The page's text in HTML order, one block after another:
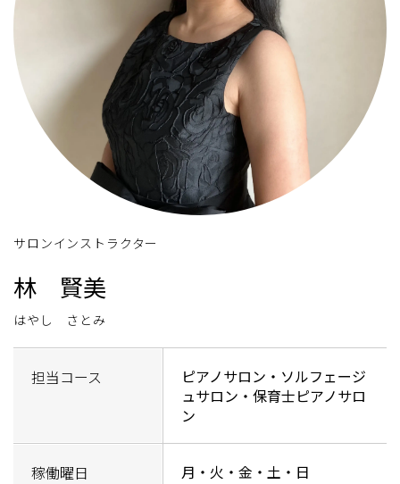
サロンインストラクター
林 賢美
はやし さとみ
担当コース
ピアノサロン・ソルフェージ
ュサロン・保育士ピアノサロ
ン
稼働曜日 月・火・金・土・日